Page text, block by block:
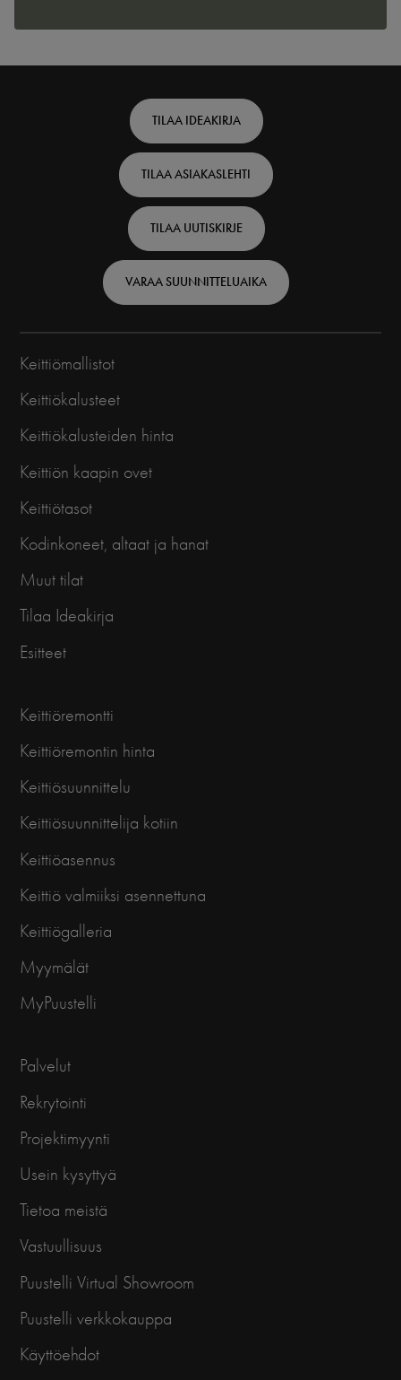
Finnish
TILAA IDEAKIRJA
TILAA ASIAKASLEHTI
TILAA UUTISKIRJE
VARAA SUUNNITTELUAIKA
Keittiömallistot
Keittiökalusteet
Keittiökalusteiden hinta
Keittiön kaapin ovet
Keittiötasot
Kodinkoneet, altaat ja hanat
Muut tilat
Tilaa Ideakirja
Esitteet
Keittiöremontti
Keittiöremontin hinta
Keittiösuunnittelu
Keittiösuunnittelija kotiin
Keittiöasennus
Keittiö valmiiksi asennettuna
Keittiögalleria
Myymälät
MyPuustelli
Palvelut
Rekrytointi
Projektimyynti
Usein kysyttyä
Tietoa meistä
Vastuullisuus
Puustelli Virtual Showroom
Puustelli verkkokauppa
Käyttöehdot